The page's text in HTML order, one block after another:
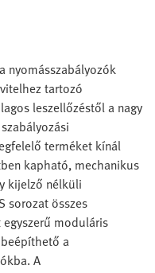
nyomásszabályozók
tartozó
leszellőzéstől a nagy
terméket kínál
kapható, mechanikus
kijelző nélküli
sorozat összes
moduláris
a
A